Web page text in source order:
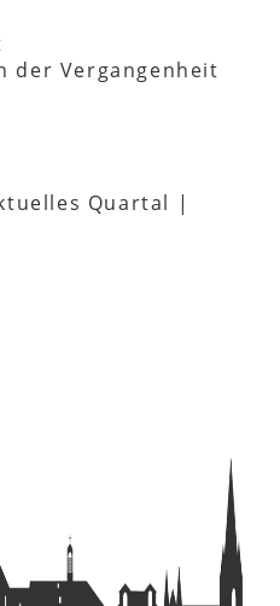
der Vergangenheit
Quartal |